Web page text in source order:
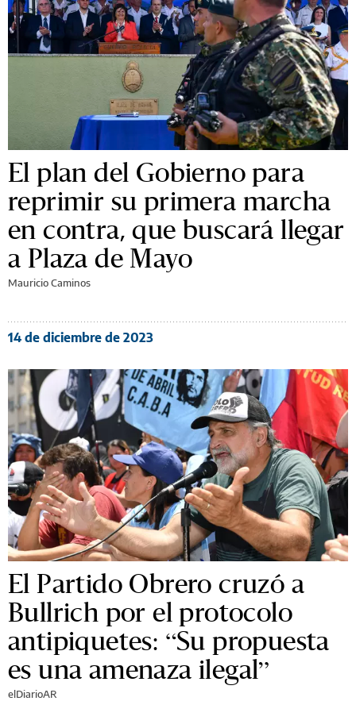
El plan del Gobierno para
reprimir su primera marcha
en contra, que buscará llegar
a Plaza de Mayo
Mauricio Caminos
14 de diciembre de 2023
El Partido Obrero cruzó a
Bullrich por el protocolo
antipiquetes: “Su propuesta
es una amenaza ilegal”
elDiarioAR